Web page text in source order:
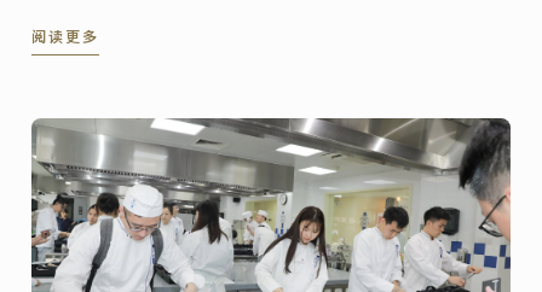
节，参与CCTV-2《厨王争霸》的录制，担任法国路易十
阅读更多